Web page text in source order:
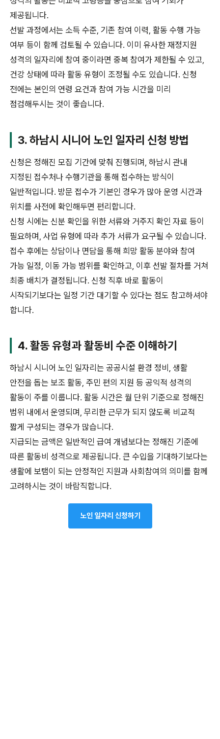
제공됩니다.
선발 과정에서는 소득 수준, 기존 참여 이력, 활동 수행 가능
여부 등이 함께 검토될 수 있습니다. 이미 유사한 재정지원
성격의 일자리에 참여 중이라면 중복 참여가 제한될 수 있고,
건강 상태에 따라 활동 유형이 조정될 수도 있습니다. 신청
전에는 본인의 연령 요건과 참여 가능 시간을 미리
점검해두시는 것이 좋습니다.
3. 하남시 시니어 노인 일자리 신청 방법
신청은 정해진 모집 기간에 맞춰 진행되며, 하남시 관내
지정된 접수처나 수행기관을 통해 접수하는 방식이
일반적입니다. 방문 접수가 기본인 경우가 많아 운영 시간과
위치를 사전에 확인해두면 편리합니다.
신청 시에는 신분 확인을 위한 서류와 거주지 확인 자료 등이
필요하며, 사업 유형에 따라 추가 서류가 요구될 수 있습니다.
접수 후에는 상담이나 면담을 통해 희망 활동 분야와 참여
가능 일정, 이동 가능 범위를 확인하고, 이후 선발 절차를 거쳐
최종 배치가 결정됩니다. 신청 직후 바로 활동이
시작되기보다는 일정 기간 대기할 수 있다는 점도 참고하셔야
합니다.
4. 활동 유형과 활동비 수준 이해하기
하남시 시니어 노인 일자리는 공공시설 환경 정비, 생활
안전을 돕는 보조 활동, 주민 편의 지원 등 공익적 성격의
활동이 주를 이룹니다. 활동 시간은 월 단위 기준으로 정해진
범위 내에서 운영되며, 무리한 근무가 되지 않도록 비교적
짧게 구성되는 경우가 많습니다.
지급되는 금액은 일반적인 급여 개념보다는 정해진 기준에
따른 활동비 성격으로 제공됩니다. 큰 수입을 기대하기보다는
생활에 보탬이 되는 안정적인 지원과 사회참여의 의미를 함께
고려하시는 것이 바람직합니다.
노인 일자리 신청하기